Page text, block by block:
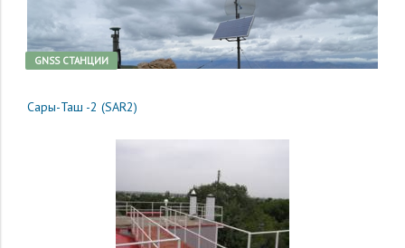
GNSS CТАНЦИИ
Сары-Таш -2 (SAR2)